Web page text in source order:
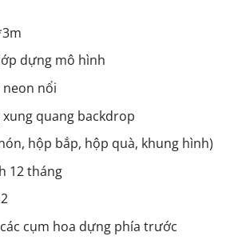
dựng mô hình
neon nổi
quang backdrop
hộp bắp, hộp quà, khung hình)
12 tháng
cụm hoa dựng phía trước